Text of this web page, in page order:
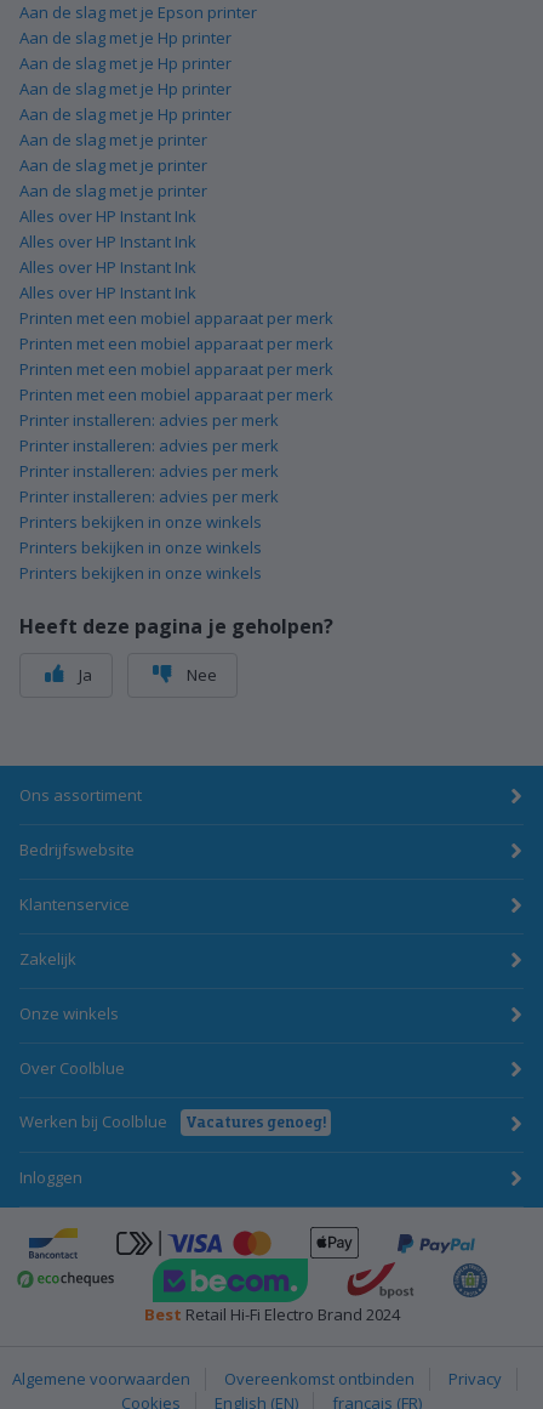
Aan de slag met je Epson printer
Aan de slag met je Hp printer
Aan de slag met je Hp printer
Aan de slag met je Hp printer
Aan de slag met je Hp printer
Aan de slag met je printer
Aan de slag met je printer
Aan de slag met je printer
Alles over HP Instant Ink
Alles over HP Instant Ink
Alles over HP Instant Ink
Alles over HP Instant Ink
Printen met een mobiel apparaat per merk
Printen met een mobiel apparaat per merk
Printen met een mobiel apparaat per merk
Printen met een mobiel apparaat per merk
Printer installeren: advies per merk
Printer installeren: advies per merk
Printer installeren: advies per merk
Printer installeren: advies per merk
Printers bekijken in onze winkels
Printers bekijken in onze winkels
Printers bekijken in onze winkels
Heeft deze pagina je geholpen?
Ja Nee
Ons assortiment
Bedrijfswebsite
Klantenservice
Zakelijk
Onze winkels
Over Coolblue
Werken bij Coolblue Vacatures genoeg!
Inloggen
Bancontact click-to-pay-credit-card-visa
ApplePay
PayPal
Ecocheques
BecomTrustmarkbpost
Emota
Best Retail Hi-Fi Electro Brand 2024
Algemene voorwaarden Overeenkomst ontbinden
Privacy
Cookies
English (EN) français (FR)